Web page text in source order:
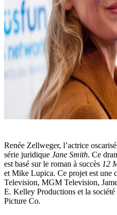
Renée Zellweger, l’actrice
série juridique Jane Smith. Ce
est basé sur le roman à succès 12
et Mike Lupica. Ce projet est une
Television, MGM Television,
E. Kelley Productions et la
Picture Co.